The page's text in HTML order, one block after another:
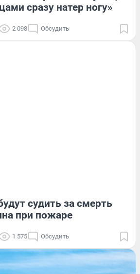
сразу натер ногу»
2 098 Обсудить
судить за смерть
при пожаре
1 575 Обсудить